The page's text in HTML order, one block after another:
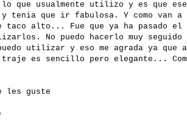
que usualmente utilizo y es que
y tenia que ir fabulosa. Y como van
taco alto... Fue que ya ha pasado
No puedo hacerlo muy
utilizar y eso me agrada ya que
es sencillo pero elegante...
les guste